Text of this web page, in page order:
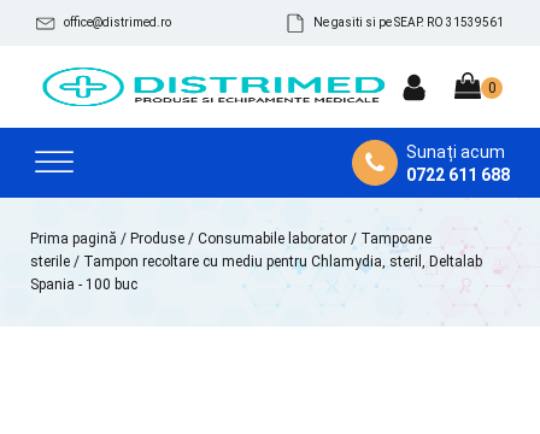
office@distrimed.ro Ne gasiti si pe SEAP. RO 31539561
Sunați acum
0722 611 688
Prima pagină / Produse / Consumabile laborator / Tampoane
sterile / Tampon recoltare cu mediu pentru Chlamydia, steril, Deltalab
Spania - 100 buc